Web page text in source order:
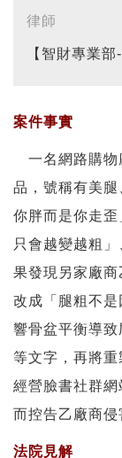
律師
【智財專業
案件事實
一名網路購物
品，號稱有美
你胖而是你走
只會越變越粗
果發現另家廠
改成「腿粗不
響骨盆平衡導致
等文字，再將
經營臉書社群
而控告乙廠商侵
法院見解